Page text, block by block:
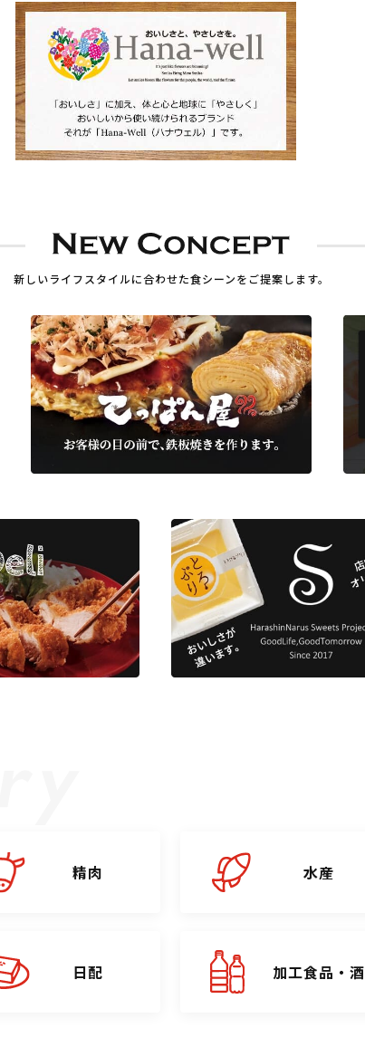
新しいライフスタイルに合わせた食シーンをご提案します。
精肉 水産
日配 加工食品・酒